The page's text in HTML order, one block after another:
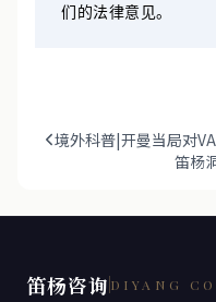
们的法律意见。
境外科普|开曼当局对
笛杨
笛杨咨询 DIYANG